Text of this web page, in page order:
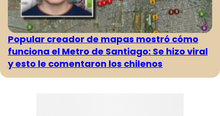
Popular creador de mapas mostró cómo
funciona el Metro de Santiago: Se hizo viral
y esto le comentaron los chilenos